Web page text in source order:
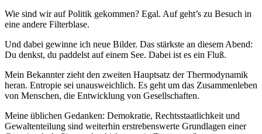
Wie sind wir auf Politik gekommen? Egal. Auf geht’s zu Besuch in
eine andere Filterblase.
Und dabei gewinne ich neue Bilder. Das stärkste an diesem Abend:
Du denkst, du paddelst auf einem See. Dabei ist es ein Fluß.
Mein Bekannter zieht den zweiten Hauptsatz der Thermodynamik
heran. Entropie sei unausweichlich. Es geht um das Zusammenleben
von Menschen, die Entwicklung von Gesellschaften.
Meine üblichen Gedanken: Demokratie, Rechtsstaatlichkeit und
Gewaltenteilung sind weiterhin erstrebenswerte Grundlagen einer